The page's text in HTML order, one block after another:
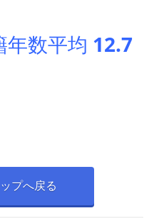
数平均 12.7
プへ戻る